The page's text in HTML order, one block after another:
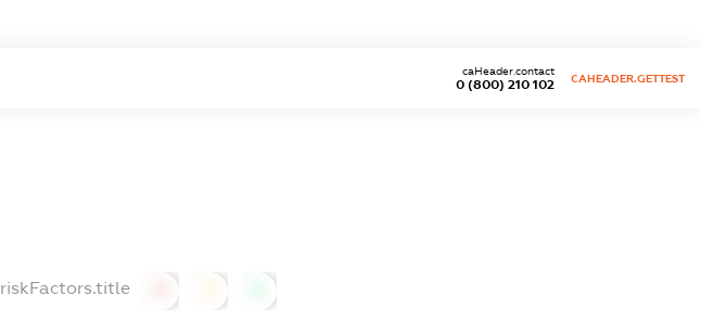
0 (800) 210 102
caHeader.contact
CAHEADER.GETTEST
riskFactors.title